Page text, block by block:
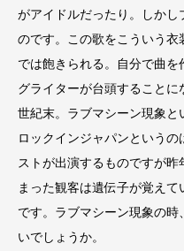
がアイドルだったり。しか
のです。この歌をこういう
では飽きられる。自分で曲
グライターが台頭すること
世紀末。ラブマシーン現象と
ロックインジャパンという
ストが出演するものですが
まった観客は遺伝子が覚え
です。ラブマシーン現象の
いでしょうか。